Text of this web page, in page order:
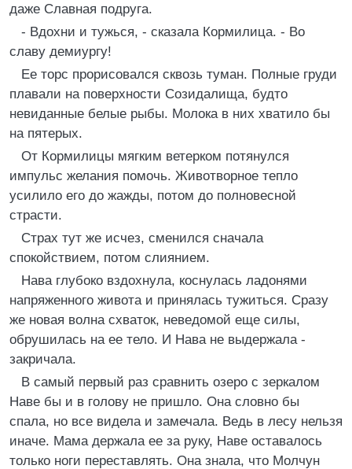
даже Славная подруга.
- Вдохни и тужься, - сказала Кормилица. - Во
славу демиургу!
Ее торс прорисовался сквозь туман. Полные груди
плавали на поверхности Созидалища, будто
невиданные белые рыбы. Молока в них хватило бы
на пятерых.
От Кормилицы мягким ветерком потянулся
импульс желания помочь. Животворное тепло
усилило его до жажды, потом до полновесной
страсти.
Страх тут же исчез, сменился сначала
спокойствием, потом слиянием.
Нава глубоко вздохнула, коснулась ладонями
напряженного живота и принялась тужиться. Сразу
же новая волна схваток, неведомой еще силы,
обрушилась на ее тело. И Нава не выдержала -
закричала.
В самый первый раз сравнить озеро с зеркалом
Наве бы и в голову не пришло. Она словно бы
спала, но все видела и замечала. Ведь в лесу нельзя
иначе. Мама держала ее за руку, Наве оставалось
только ноги переставлять. Она знала, что Молчун